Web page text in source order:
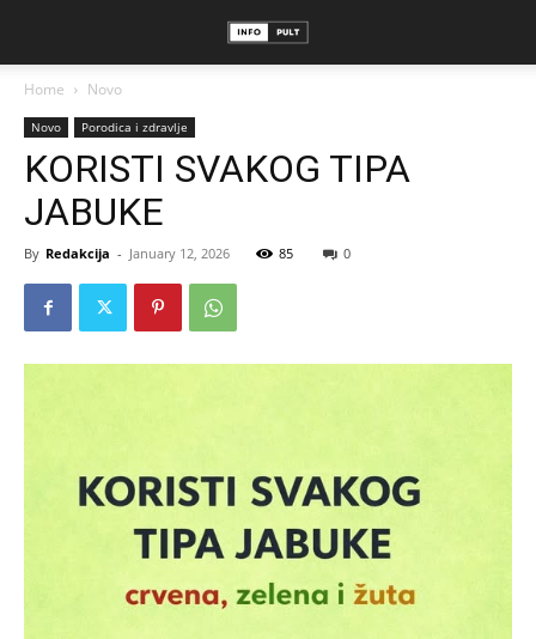
Home Novo
Novo Porodica i zdravlje
KORISTI SVAKOG TIPA
JABUKE
By Redakcija - January 12, 2026 85 0